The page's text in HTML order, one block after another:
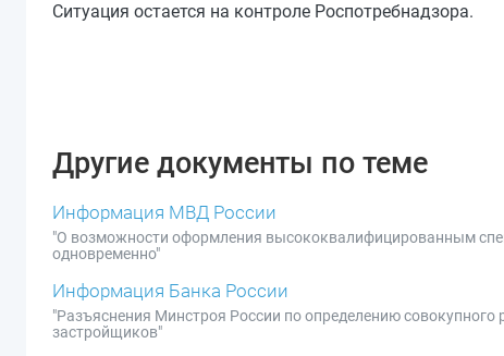
Ситуация остается на контроле Роспотребнадзора.
Другие документы по теме
Информация МВД России
"О возможности оформления высококвалифицированным
одновременно"
Информация Банка России
"Разъяснения Минстроя России по определению
застройщиков"